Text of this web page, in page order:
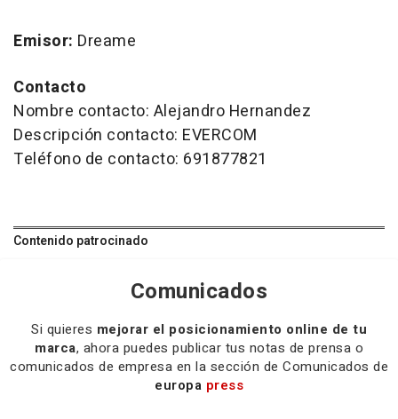
Emisor: Dreame
Contacto
Nombre contacto: Alejandro Hernandez
Descripción contacto: EVERCOM
Teléfono de contacto: 691877821
Contenido patrocinado
Comunicados
Si quieres mejorar el posicionamiento online de tu
marca, ahora puedes publicar tus notas de prensa o
comunicados de empresa en la sección de Comunicados de
europa press